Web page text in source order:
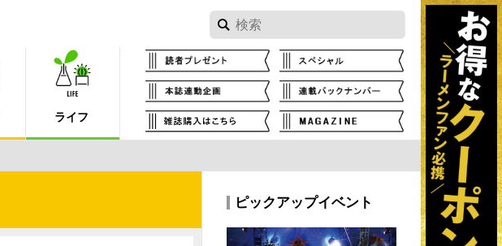
ライフ
ピックアップイベント